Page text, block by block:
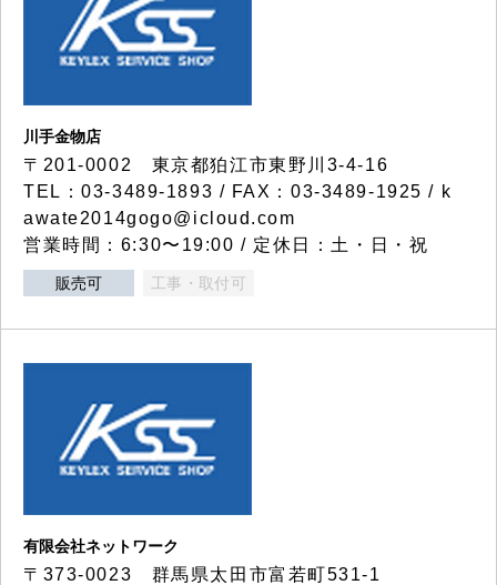
川手金物店
〒201-0002 東京都狛江市東野川3-4-16
TEL：03-3489-1893 / FAX：03-3489-1925 / k
awate2014gogo@icloud.com
営業時間：6:30〜19:00 / 定休日：土・日・祝
販売可 工事・取付可
有限会社ネットワーク
〒373-0023 群馬県太田市富若町531-1